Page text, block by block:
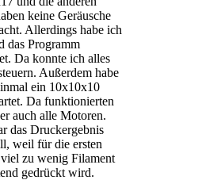
keine Geräusche
Allerdings habe ich
das Programm
Da konnte ich alles
Außerdem habe
ein 10x10x10
Da funktionierten
auch alle Motoren.
das Druckergebnis
weil für die ersten
zu wenig Filament
gedrückt wird.